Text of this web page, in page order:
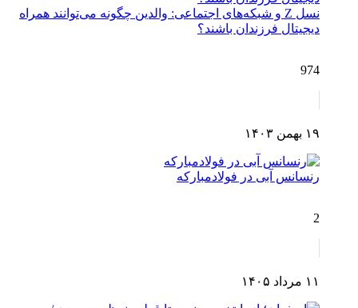
نسل Z و شبکه‌های اجتماعی: والدین چگونه می‌توانند همراه
دیجیتال فرزندان باشند؟
974
۱۹ بهمن ۱۴۰۳
رنسانس آبی در فولادمبارکه
2
۱۱ مرداد ۱۴۰۵